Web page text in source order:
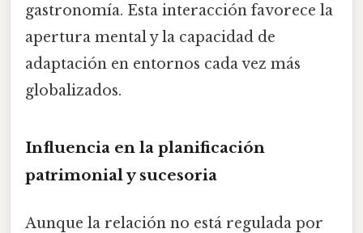
gastronomía. Esta interacción favorece la
apertura mental y la capacidad de
adaptación en entornos cada vez más
globalizados.
Influencia en la planificación
patrimonial y sucesoria
Aunque la relación no está regulada por